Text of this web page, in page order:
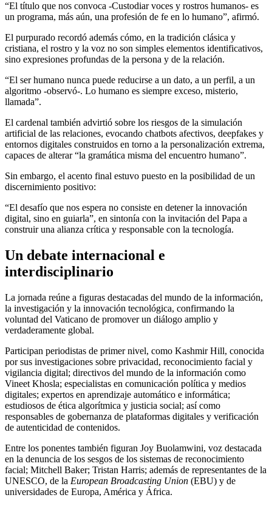
“El título que nos convoca -Custodiar voces y rostros humanos- es
un programa, más aún, una profesión de fe en lo humano”, afirmó.
El purpurado recordó además cómo, en la tradición clásica y
cristiana, el rostro y la voz no son simples elementos identificativos,
sino expresiones profundas de la persona y de la relación.
“El ser humano nunca puede reducirse a un dato, a un perfil, a un
algoritmo -observó-. Lo humano es siempre exceso, misterio,
llamada”.
El cardenal también advirtió sobre los riesgos de la simulación
artificial de las relaciones, evocando chatbots afectivos, deepfakes y
entornos digitales construidos en torno a la personalización extrema,
capaces de alterar “la gramática misma del encuentro humano”.
Sin embargo, el acento final estuvo puesto en la posibilidad de un
discernimiento positivo:
“El desafío que nos espera no consiste en detener la innovación
digital, sino en guiarla”, en sintonía con la invitación del Papa a
construir una alianza crítica y responsable con la tecnología.
Un debate internacional e
interdisciplinario
La jornada reúne a figuras destacadas del mundo de la información,
la investigación y la innovación tecnológica, confirmando la
voluntad del Vaticano de promover un diálogo amplio y
verdaderamente global.
Participan periodistas de primer nivel, como Kashmir Hill, conocida
por sus investigaciones sobre privacidad, reconocimiento facial y
vigilancia digital; directivos del mundo de la información como
Vineet Khosla; especialistas en comunicación política y medios
digitales; expertos en aprendizaje automático e informática;
estudiosos de ética algorítmica y justicia social; así como
responsables de gobernanza de plataformas digitales y verificación
de autenticidad de contenidos.
Entre los ponentes también figuran Joy Buolamwini, voz destacada
en la denuncia de los sesgos de los sistemas de reconocimiento
facial; Mitchell Baker; Tristan Harris; además de representantes de la
UNESCO, de la European Broadcasting Union (EBU) y de
universidades de Europa, América y África.